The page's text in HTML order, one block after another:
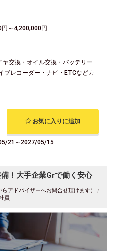
～4,200,000円
ヤ交換・オイル交換・バッテリー
ブレコーダー・ナビ・ETCなどカ
お気に入りに追加
21～2027/05/15
！大手企業Grで働く安心
アドバイザーへお問合せ頂けます） /
員